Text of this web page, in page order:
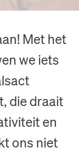
Met het
we iets
die draait
en
ons niet